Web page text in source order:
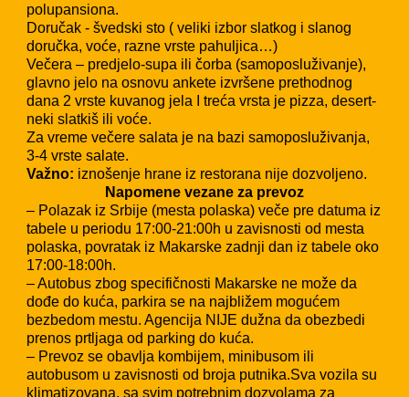
polupansiona.
Doručak - švedski sto ( veliki izbor slatkog i slanog
doručka, voće, razne vrste pahuljica…)
Večera – predjelo-supa ili čorba (samoposluživanje),
glavno jelo na osnovu ankete izvršene prethodnog
dana 2 vrste kuvanog jela I treća vrsta je pizza, desert-
neki slatkiš ili voće.
Za vreme večere salata je na bazi samoposluživanja,
3-4 vrste salate.
Važno: iznošenje hrane iz restorana nije dozvoljeno.
Napomene vezane za prevoz
– Polazak iz Srbije (mesta polaska) veče pre datuma iz
tabele u periodu 17:00-21:00h u zavisnosti od mesta
polaska, povratak iz Makarske zadnji dan iz tabele oko
17:00-18:00h.
– Autobus zbog specifičnosti Makarske ne može da
dođe do kuća, parkira se na najbližem mogućem
bezbedom mestu. Agencija NIJE dužna da obezbedi
prenos prtljaga od parking do kuća.
– Prevoz se obavlja kombijem, minibusom ili
autobusom u zavisnosti od broja putnika.Sva vozila su
klimatizovana, sa svim potrebnim dozvolama za